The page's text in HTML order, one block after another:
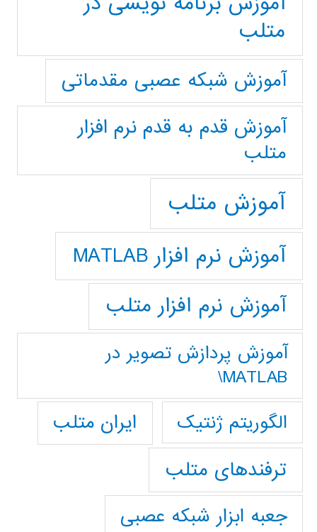
متلب
آموزش شبکه عصبی مقدماتی
آموزش قدم به قدم نرم افزار
متلب
آموزش متلب
آموزش نرم افزار MATLAB
آموزش نرم افزار متلب
آموزش پردازش تصوير در
MATLAB\
الگوریتم ژنتیک
ایران متلب
ترفندهای متلب
جعبه ابزار شبکه عصبی